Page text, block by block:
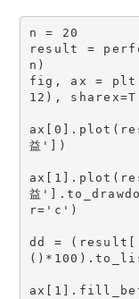
n = 20
result =
n)
fig, ax =
12),
益'])
益
r='c')
dd = (result['